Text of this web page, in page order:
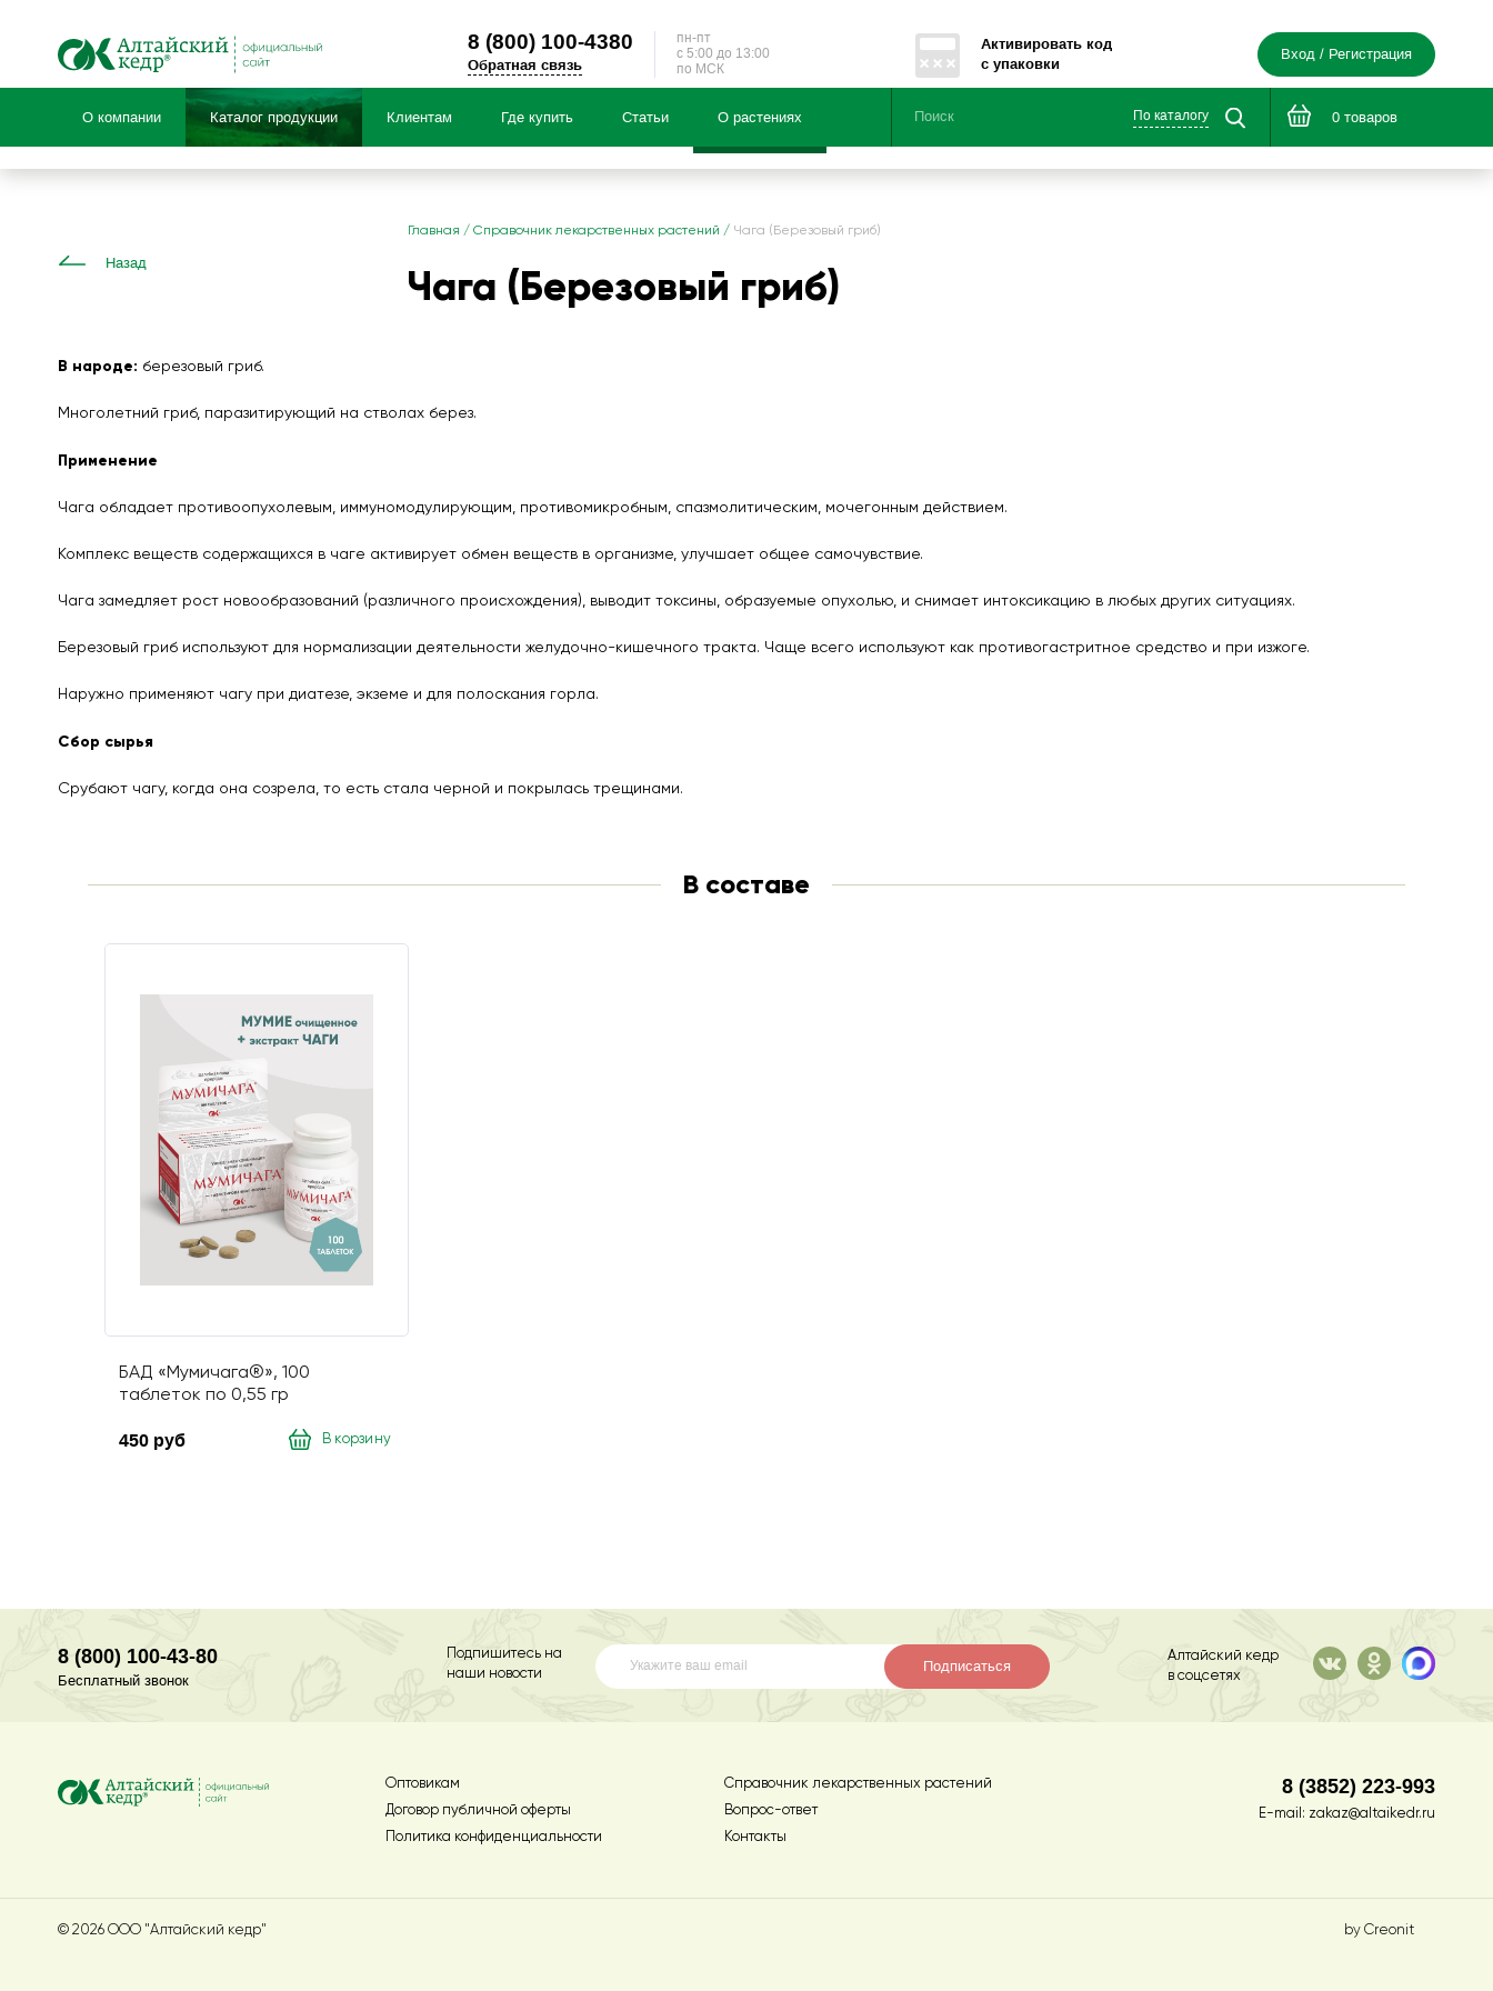
8 (800)100-4380
Обратная связь
пн-пт
c 5:00 до 13:00
по МСК
Активировать код
с упаковки
Вход / Регистрация
О компании Каталог продукции
Коллекция черного и зеленого чая с алтайскими травами «Чай Алтай»
Чайные напитки «Алтай»
Чайные напитки из трав «Здоровье в дорогу»
Чайные напитки из трав «Энергия здоровья®»
Клиентам Где купить Статьи О растениях По каталогу 0 товаров
Назад
Главная / Справочник лекарственных растений / Чага (Березовый гриб)
Чага (Березовый гриб)
В народе: березовый гриб.
Многолетний гриб, паразитирующий на стволах берез.
Применение
Чага обладает противоопухолевым, иммуномодулирующим, противомикробным, спазмолитическим, мочегонным действием.
Комплекс веществ содержащихся в чаге активирует обмен веществ в организме, улучшает общее самочувствие.
Чага замедляет рост новообразований (различного происхождения), выводит токсины, образуемые опухолью, и снимает интоксикацию в любых других ситуациях.
Березовый гриб используют для нормализации деятельности желудочно-кишечного тракта. Чаще всего используют как противогастритное средство и при изжоге.
Наружно применяют чагу при диатезе, экземе и для полоскания горла.
Сбор сырья
Срубают чагу, когда она созрела, то есть стала черной и покрылась трещинами.
В составе
БАД «Мумичага®», 100
таблеток по 0,55 гр
450 руб В корзину
8 (800) 100-43-80
Бесплатный звонок
Подпишитесь на
наши новости
Подписаться
Алтайский кедр
в соцсетях
Оптовикам
Договор публичной оферты
Политика конфиденциальности
Справочник лекарственных растений
Вопрос-ответ
Контакты
8 (3852) 223-993
E-mail: zakaz@altaikedr.ru
© 2026 ООО "Алтайский кедр" by Creonit